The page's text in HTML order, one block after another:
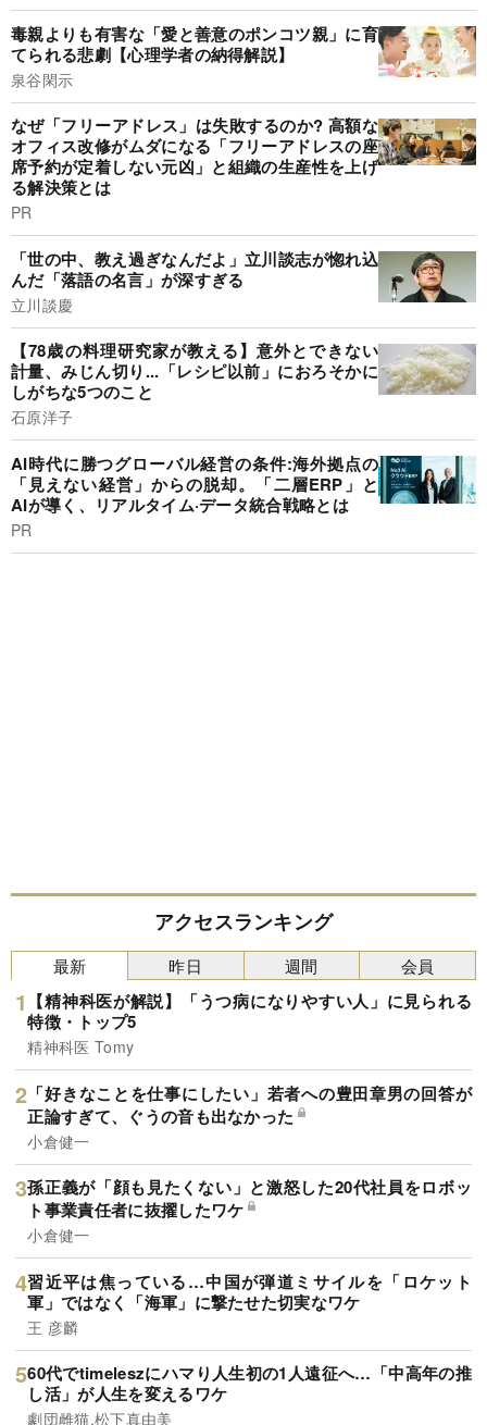
毒親よりも有害な「愛と善意のポンコツ親」に育
てられる悲劇【心理学者の納得解説】
泉谷閑示
なぜ「フリーアドレス」は失敗するのか? 高額な
オフィス改修がムダになる「フリーアドレスの座
席予約が定着しない元凶」と組織の生産性を上げ
る解決策とは
PR
「世の中、教え過ぎなんだよ」立川談志が惚れ込
んだ「落語の名言」が深すぎる
立川談慶
【78歳の料理研究家が教える】意外とできない
計量、みじん切り...「レシピ以前」におろそかに
しがちな5つのこと
石原洋子
AI時代に勝つグローバル経営の条件:海外拠点の
「見えない経営」からの脱却。「二層ERP」と
AIが導く、リアルタイム·データ統合戦略とは
PR
アクセスランキング
最新
【精神科医が解説】「うつ病になりやすい人」に見られる
特徴・トップ5
精神科医 Tomy
「好きなことを仕事にしたい」若者への豊田章男の回答が
正論すぎて、ぐうの音も出なかった
小倉健一
孫正義が「顔も見たくない」と激怒した20代社員をロボッ
ト事業責任者に抜擢したワケ
小倉健一
習近平は焦っている…中国が弾道ミサイルを「ロケット
軍」ではなく「海軍」に撃たせた切実なワケ
王 彦麟
60代でtimeleszにハマり人生初の1人遠征へ…「中高年の推
し活」が人生を変えるワケ
劇団雌猫,松下真由美
昨日 週間 会員